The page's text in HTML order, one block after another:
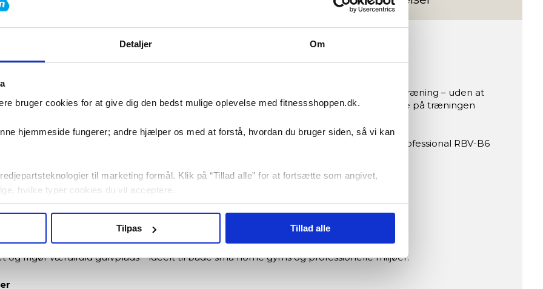
Detaljer Om
bruger cookies for at give dig den bedst mulige oplevelse med fitnessshoppen.dk.
hjemmeside fungerer; andre hjælper os med at forstå, hvordan du bruger siden, så vi kan
til marketing formål. Klik på “Tillad alle” for at fortsætte som angivet,
hvilke typer cookies du vil acceptere.
Tilpas Tillad alle
til Vægtskiver og Stænger
er den professionelle løsning, der skaber struktur, sikkerhed og bedre flow i din træning – uden at
lodret ét sted får du hurtigt overblik og nem adgang til dit udstyr, så du kan fokusere på træningen
det kompakte design gør stativet ideelt til rum, hvor hver kvadratmeter tæller. Toorx Professional RBV-B6
frigør værdifuld gulvplads – ideelt til både små home gyms og professionelle miljøer.